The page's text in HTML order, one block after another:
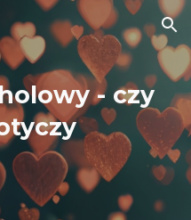
Skip to navigation
- czy